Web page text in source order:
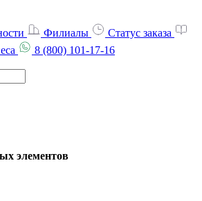
Филиалы
Статус заказа
8 (800) 101-17-16
элементов